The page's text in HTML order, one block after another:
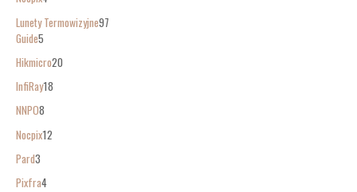
Lunety Termowizyjne97
Guide5
Hikmicro20
InfiRay18
NNPO8
Nocpix12
Pard3
Pixfra4